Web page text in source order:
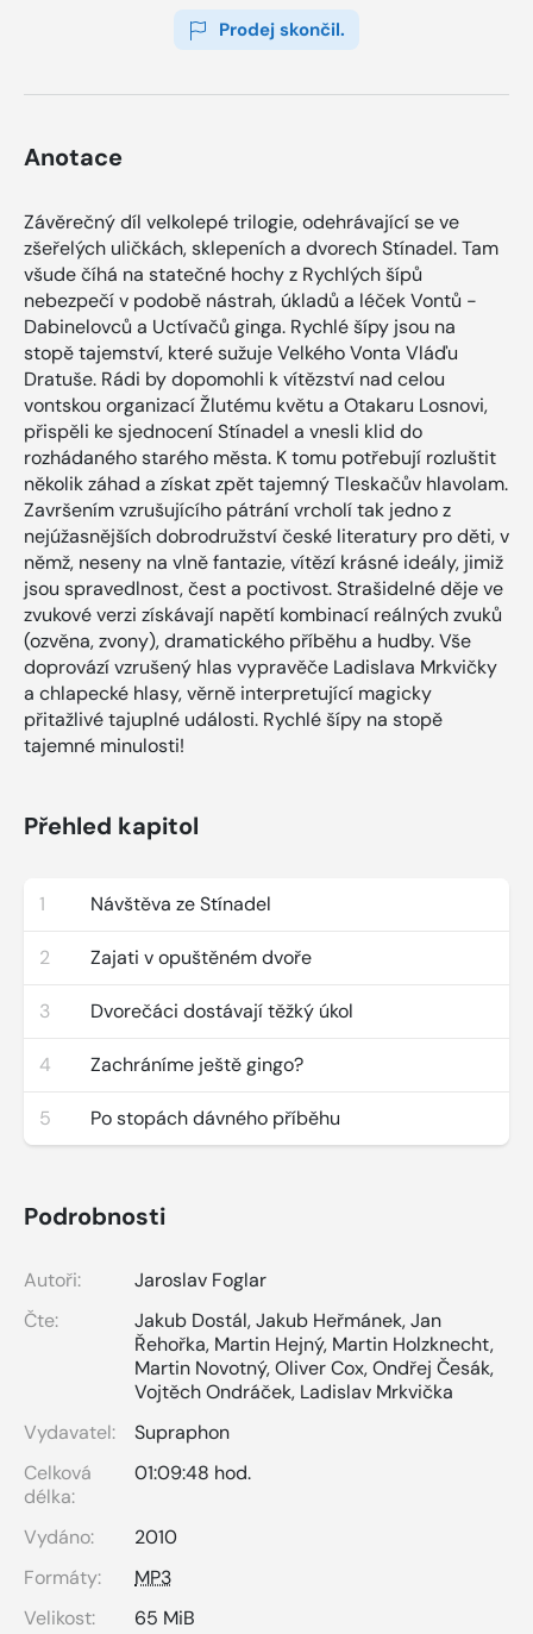
Prodej skončil.
Anotace
Závěrečný díl velkolepé trilogie, odehrávající se ve
zšeřelých uličkách, sklepeních a dvorech Stínadel. Tam
všude číhá na statečné hochy z Rychlých šípů
nebezpečí v podobě nástrah, úkladů a léček Vontů -
Dabinelovců a Uctívačů ginga. Rychlé šípy jsou na
stopě tajemství, které sužuje Velkého Vonta Vláďu
Dratuše. Rádi by dopomohli k vítězství nad celou
vontskou organizací Žlutému květu a Otakaru Losnovi,
přispěli ke sjednocení Stínadel a vnesli klid do
rozhádaného starého města. K tomu potřebují rozluštit
několik záhad a získat zpět tajemný Tleskačův hlavolam.
Završením vzrušujícího pátrání vrcholí tak jedno z
nejúžasnějších dobrodružství české literatury pro děti, v
němž, neseny na vlně fantazie, vítězí krásné ideály, jimiž
jsou spravedlnost, čest a poctivost. Strašidelné děje ve
zvukové verzi získávají napětí kombinací reálných zvuků
(ozvěna, zvony), dramatického příběhu a hudby. Vše
doprovází vzrušený hlas vypravěče Ladislava Mrkvičky
a chlapecké hlasy, věrně interpretující magicky
přitažlivé tajuplné události. Rychlé šípy na stopě
tajemné minulosti!
Přehled kapitol
1 Návštěva ze Stínadel
2 Zajati v opuštěném dvoře
3 Dvorečáci dostávají těžký úkol
4 Zachráníme ještě gingo?
5 Po stopách dávného příběhu
Podrobnosti
Autoři:
Jaroslav Foglar
Čte:
Jakub Dostál,Jakub Heřmánek,Jan
Řehořka, Martin Hejný, Martin Holzknecht,
Martin Novotný,Oliver Cox,Ondřej Česák,
Vojtěch Ondráček, Ladislav Mrkvička
Vydavatel:
Supraphon
Celková
délka:
01:09:48 hod.
Vydáno:
2010
Formáty:
MP3
Velikost:
65 MiB